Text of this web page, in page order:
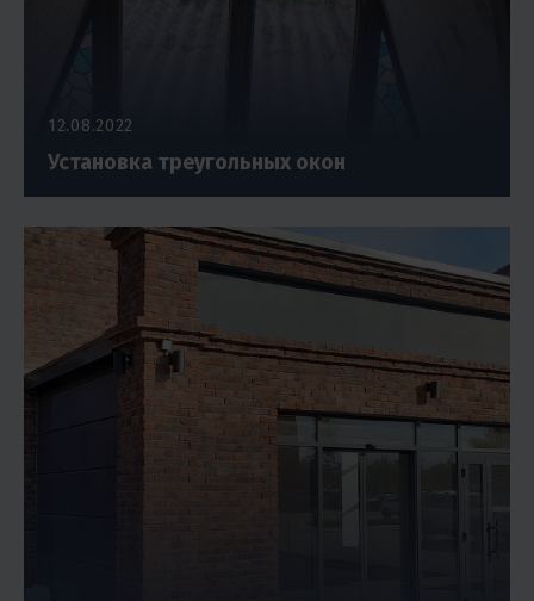
12.08.2022
Установка треугольных окон